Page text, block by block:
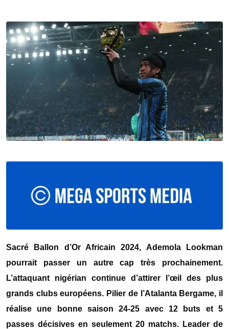
Sacré Ballon d’Or Africain 2024, Ademola Lookman
pourrait passer un autre cap très prochainement.
L’attaquant nigérian continue d’attirer l’œil des plus
grands clubs européens. Pilier de l’Atalanta Bergame, il
réalise une bonne saison 24-25 avec 12 buts et 5
passes décisives en seulement 20 matchs. Leader de